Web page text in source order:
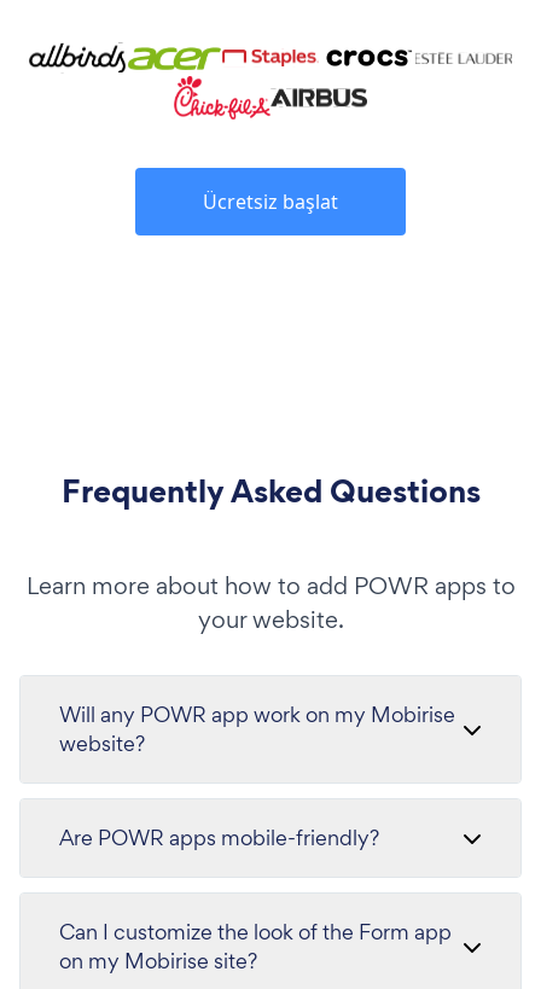
Ücretsiz başlat
Frequently Asked Questions
Learn more about how to add POWR apps to
your website.
Will any POWR app work on my Mobirise
website?
Are POWR apps mobile-friendly?
Can I customize the look of the Form app
on my Mobirise site?